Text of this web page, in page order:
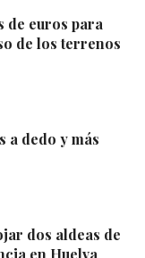
de euros para
de los terrenos
a dedo y más
dos aldeas de
en Huelva